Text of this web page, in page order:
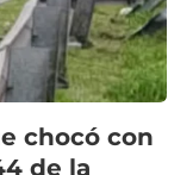
chocó con
de la